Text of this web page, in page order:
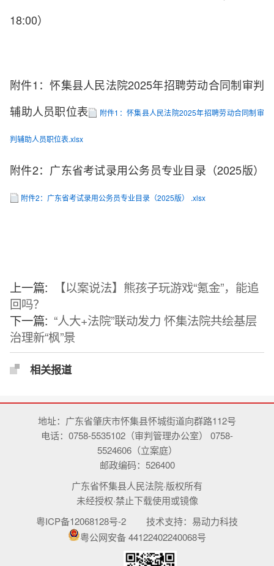
18:00）
附件1：怀集县人民法院2025年招聘劳动合同制审判
辅助人员职位表
附件1：怀集县人民法院2025年招聘劳动合同制审
判辅助人员职位表.xlsx
附件2：广东省考试录用公务员专业目录（2025版）
附件2：广东省考试录用公务员专业目录（2025版） .xlsx
上一篇:
【以案说法】熊孩子玩游戏“氪金”，能追
回吗？
下一篇: “人大+法院”联动发力 怀集法院共绘基层
治理新“枫”景
相关报道
地址：广东省肇庆市怀集县怀城街道向群路112号
电话：0758-5535102（审判管理办公室） 0758-
5524606（立案庭）
邮政编码：526400
广东省怀集县人民法院·版权所有
未经授权·禁止下载使用或镜像
粤ICP备12068128号-2
技术支持： 易动力科技
粤公网安备 44122402240068号